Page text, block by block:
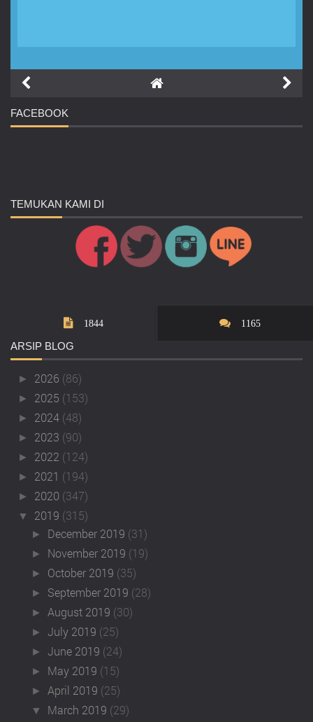
FACEBOOK
TEMUKAN KAMI DI
1844 1165
ARSIP BLOG
► 2026 (86)
► 2025 (153)
► 2024 (48)
► 2023 (90)
► 2022 (124)
► 2021 (194)
► 2020 (347)
▼ 2019 (315)
► December 2019 (31)
► November 2019 (19)
► October 2019 (35)
► September 2019 (28)
►August 2019 (30)
►July 2019 (25)
►June 2019 (24)
► May 2019 (15)
►April 2019 (25)
▼ March 2019 (29)